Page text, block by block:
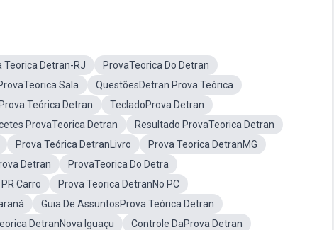
Teorica Detran-RJ
ProvaTeorica Do Detran
Sala
QuestõesDetran Prova Teórica
Teórica Detran
TecladoProva Detran
ProvaTeorica Detran
Resultado ProvaTeorica Detran
Prova Teórica DetranLivro
Prova Teorica DetranMG
Detran
ProvaTeorica Do Detra
Carro
Prova Teorica DetranNo PC
Guia De AssuntosProva Teórica Detran
DetranNova Iguaçu
Controle DaProva Detran